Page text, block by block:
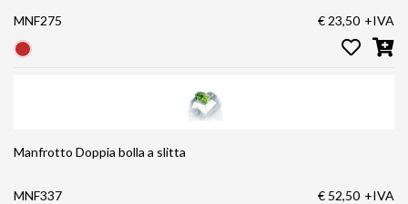
MNF275 € 23,50 +IVA
Manfrotto Doppia bolla a slitta
MNF337 € 52,50 +IVA